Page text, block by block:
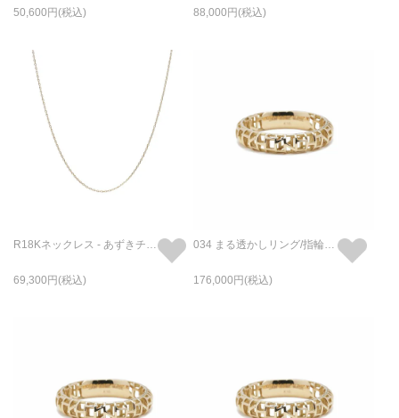
50,600 88,000
R18Kネックレス - あずきチェーン /50cm
69,300
034 まる透かしリング/指輪 S - K18/イエローゴールド
176,000